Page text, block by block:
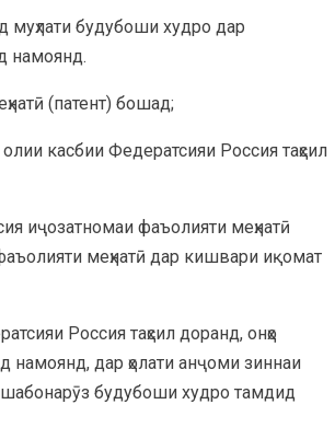
муҳлати будубоши худро дар
намоянд.
(патент) бошад;
касбии Федератсияи Россия таҳсил
иҷозатномаи фаъолияти меҳнатӣ
меҳнатӣ дар кишвари иқомат
Россия таҳсил доранд, онҳо
намоянд, дар ҳолати анҷоми зиннаи
шабонарӯз будубоши худро тамдид